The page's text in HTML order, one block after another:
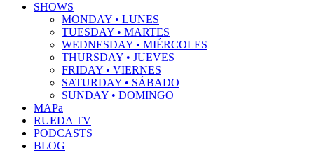
SHOWS
MONDAY • LUNES
TUESDAY • MARTES
WEDNESDAY • MIÉRCOLES
THURSDAY • JUEVES
FRIDAY • VIERNES
SATURDAY • SÁBADO
SUNDAY • DOMINGO
MAPa
RUEDA TV
PODCASTS
BLOG